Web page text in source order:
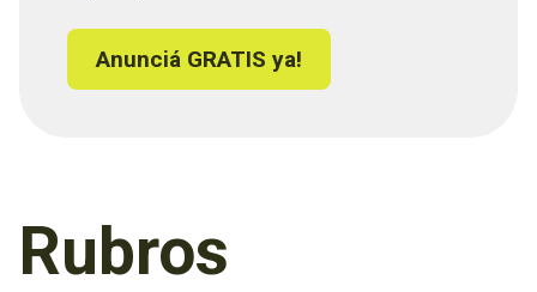
Anunciá GRATIS ya!
Rubros